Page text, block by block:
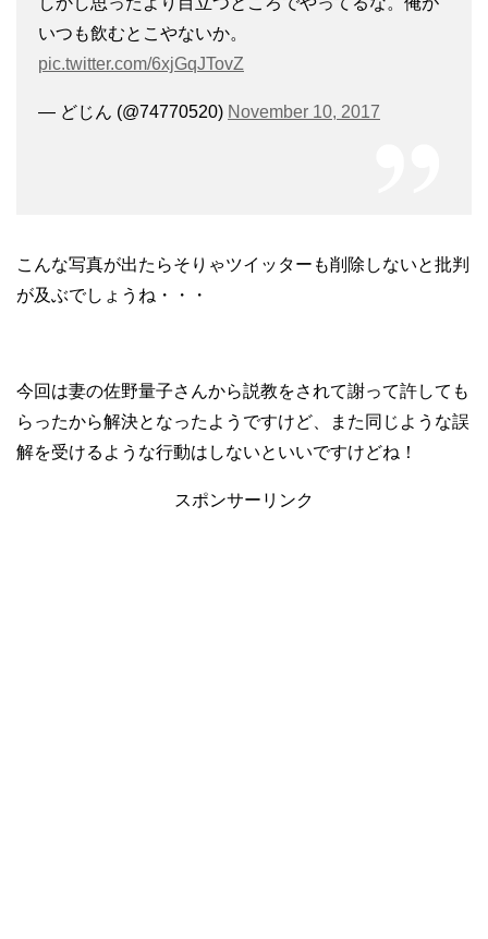
いつも飲むとこやないか。
pic.twitter.com/6xjGqJTovZ
— どじん (@74770520) November 10, 2017
こんな写真が出たらそりゃツイッターも削除しないと批判
が及ぶでしょうね・・・
今回は妻の佐野量子さんから説教をされて謝って許しても
らったから解決となったようですけど、また同じような誤
解を受けるような行動はしないといいですけどね！
スポンサーリンク